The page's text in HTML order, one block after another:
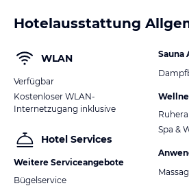
Hotelausstattung
WLAN
Verfügbar
Kostenloser WLAN-
Internetzugang inklusive
Hotel Services
Weitere Serviceangebote
Bügelservice
Sauna
Spa &